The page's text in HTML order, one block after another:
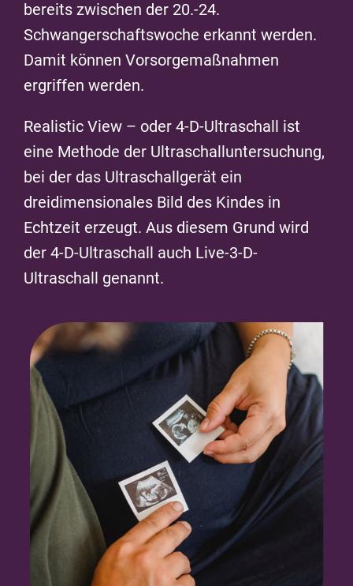
bereits zwischen der 20.-24.
Schwangerschaftswoche erkannt werden.
Damit können Vorsorgemaßnahmen
ergriffen werden.
Realistic View – oder 4-D-Ultraschall ist
eine Methode der Ultraschalluntersuchung,
bei der das Ultraschallgerät ein
dreidimensionales Bild des Kindes in
Echtzeit erzeugt. Aus diesem Grund wird
der 4-D-Ultraschall auch Live-3-D-
Ultraschall genannt.